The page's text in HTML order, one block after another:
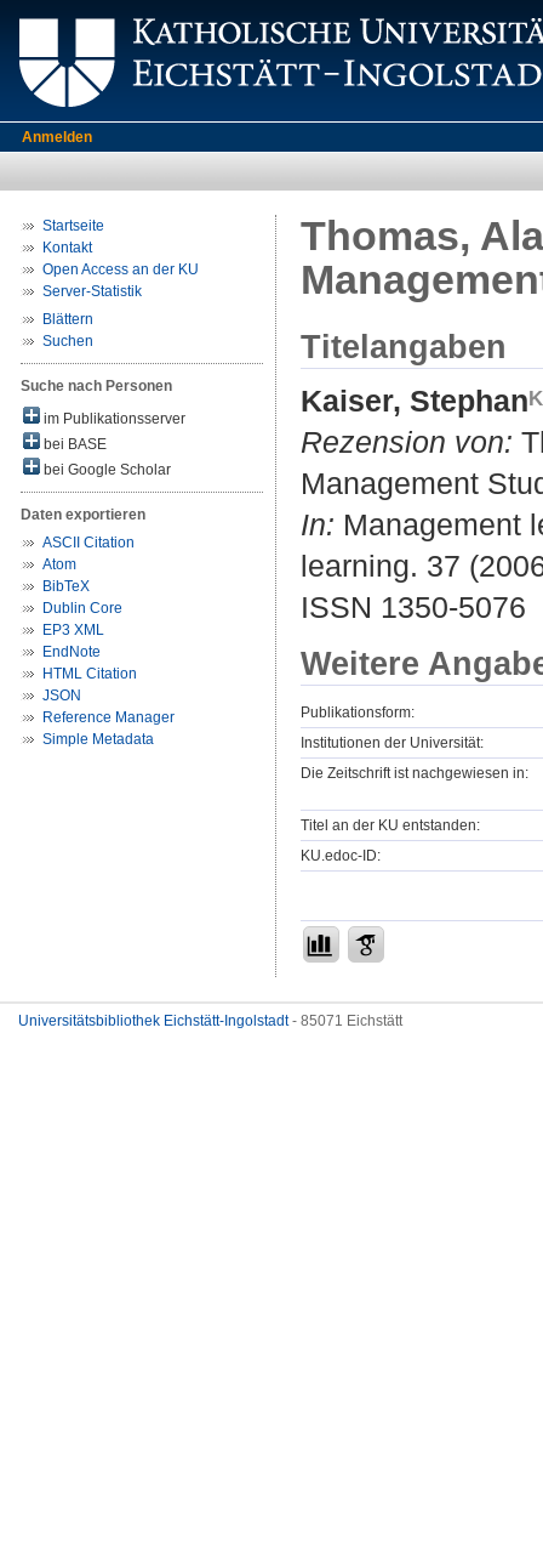
Anmelden
Startseite
Kontakt
Open Access an der KU
Server-Statistik
Blättern
Suchen
Suche nach Personen
im Publikationsserver
bei BASE
bei Google Scholar
Daten exportieren
ASCII Citation
Atom
BibTeX
Dublin Core
EP3 XML
EndNote
HTML Citation
JSON
Reference Manager
Simple Metadata
Thomas,
Titelangaben
Kaiser, Stephan
Rezension von:
Management
In: Management
learning. 37
ISSN 1350-5076
Weitere
Publikationsform:
Institutionen der Universität:
Die Zeitschrift ist nachgewiesen in:
Titel an der KU entstanden:
KU.edoc-ID:
Universitätsbibliothek Eichstätt-Ingolstadt- 85071 Eichstätt